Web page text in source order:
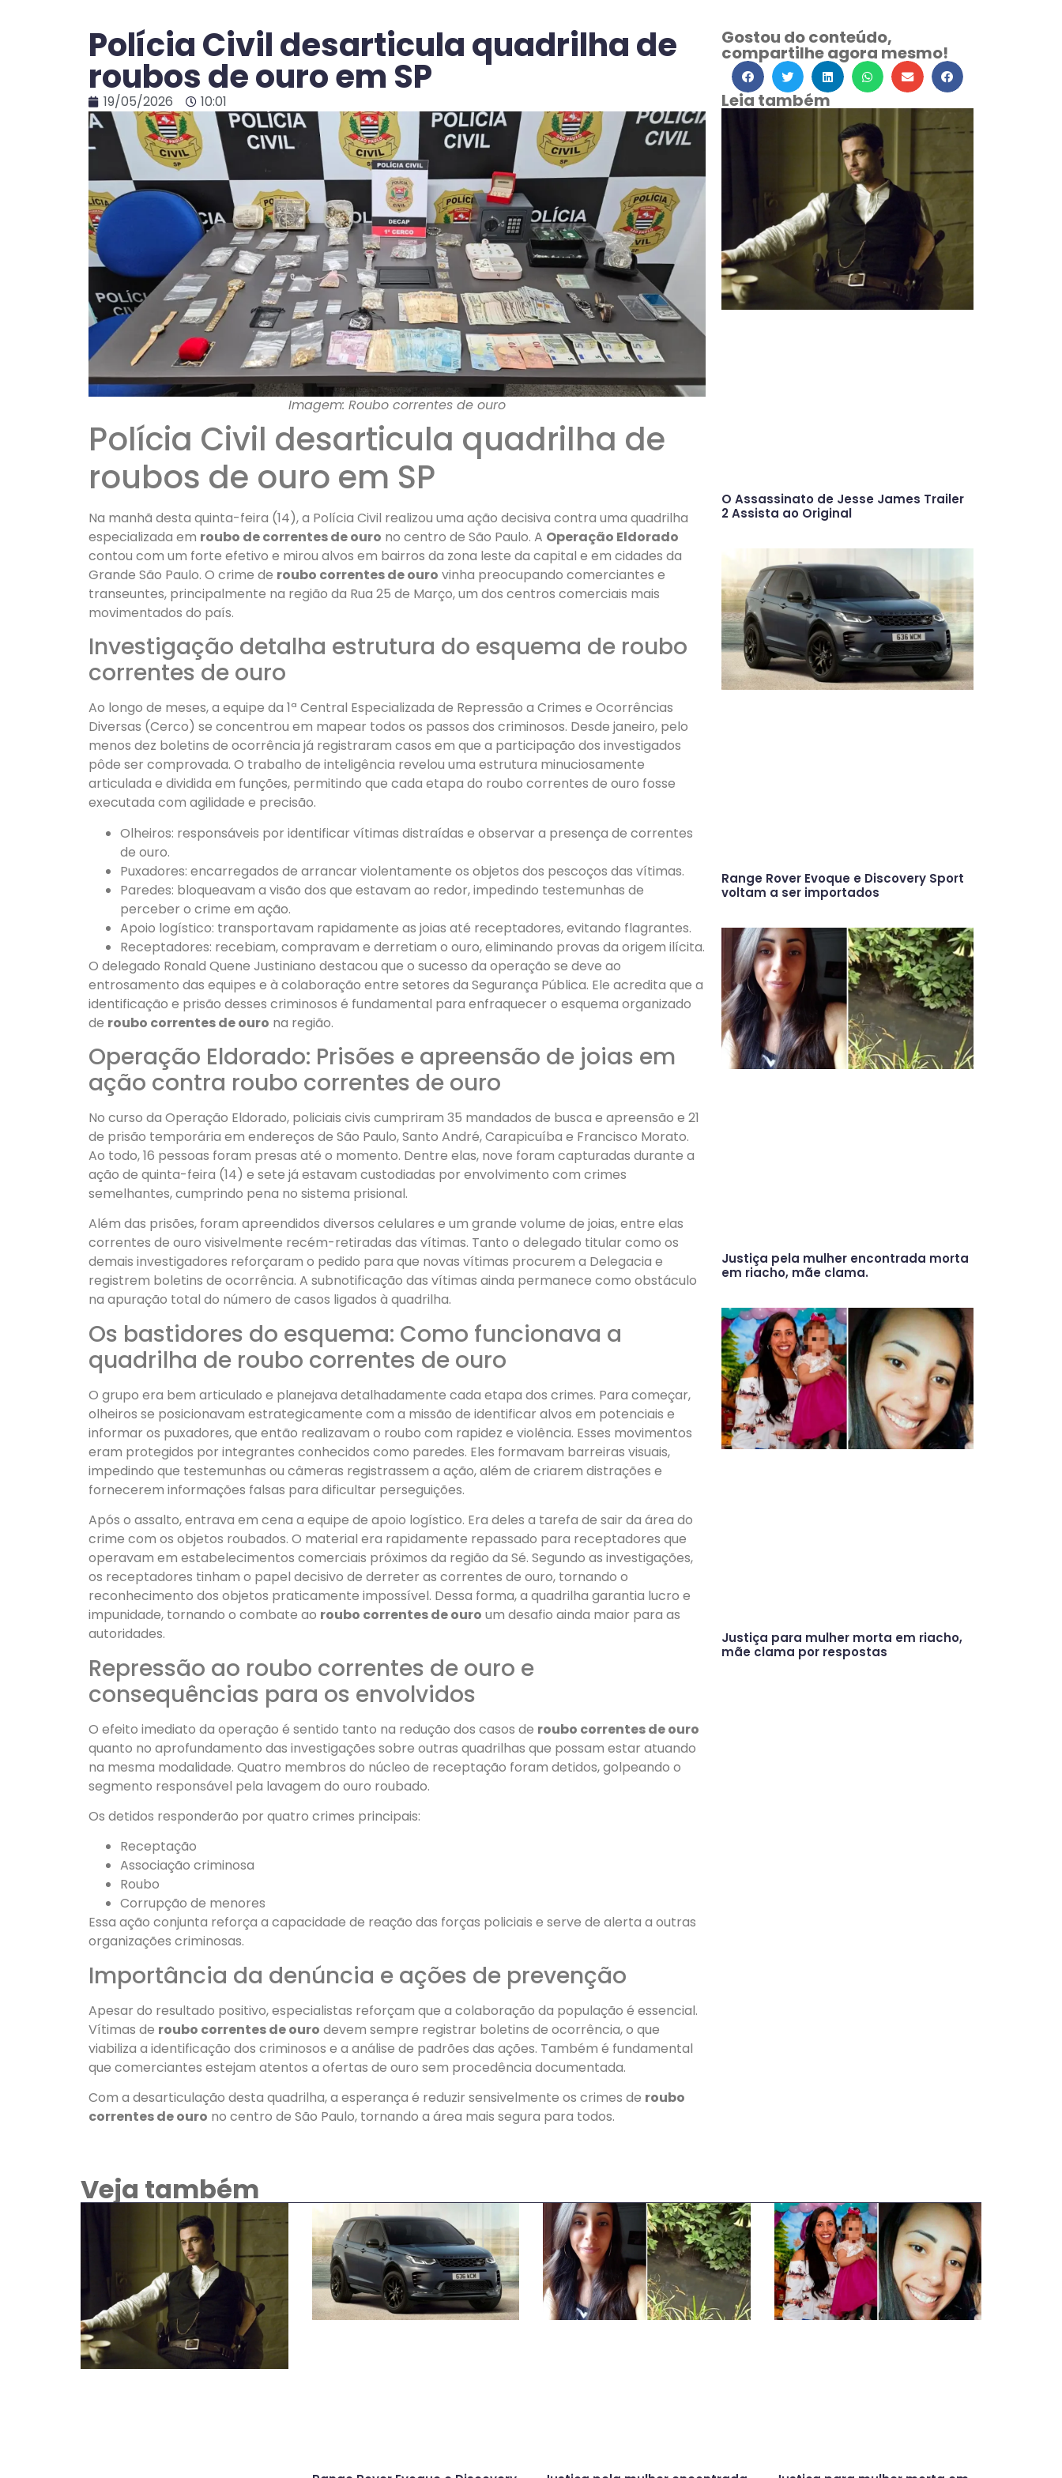
Polícia Civil desarticula quadrilha de
roubos de ouro em SP
19/05/2026 10:01
Imagem: Roubo correntes de ouro
Polícia Civil desarticula quadrilha de
roubos de ouro em SP
Na manhã desta quinta-feira (14), a Polícia Civil realizou uma ação decisiva contra uma quadrilha
especializada em roubo de correntes de ouro no centro de São Paulo. A Operação Eldorado
contou com um forte efetivo e mirou alvos em bairros da zona leste da capital e em cidades da
Grande São Paulo. O crime de roubo correntes de ouro vinha preocupando comerciantes e
transeuntes, principalmente na região da Rua 25 de Março, um dos centros comerciais mais
movimentados do país.
Investigação detalha estrutura do esquema de roubo
correntes de ouro
Ao longo de meses, a equipe da 1ª Central Especializada de Repressão a Crimes e Ocorrências
Diversas (Cerco) se concentrou em mapear todos os passos dos criminosos. Desde janeiro, pelo
menos dez boletins de ocorrência já registraram casos em que a participação dos investigados
pôde ser comprovada. O trabalho de inteligência revelou uma estrutura minuciosamente
articulada e dividida em funções, permitindo que cada etapa do roubo correntes de ouro fosse
executada com agilidade e precisão.
Olheiros: responsáveis por identificar vítimas distraídas e observar a presença de correntes
de ouro.
Puxadores: encarregados de arrancar violentamente os objetos dos pescoços das vítimas.
Paredes: bloqueavam a visão dos que estavam ao redor, impedindo testemunhas de
perceber o crime em ação.
Apoio logístico: transportavam rapidamente as joias até receptadores, evitando flagrantes.
Receptadores: recebiam, compravam e derretiam o ouro, eliminando provas da origem ilícita.
O delegado Ronald Quene Justiniano destacou que o sucesso da operação se deve ao
entrosamento das equipes e à colaboração entre setores da Segurança Pública. Ele acredita que a
identificação e prisão desses criminosos é fundamental para enfraquecer o esquema organizado
de roubo correntes de ouro na região.
Operação Eldorado: Prisões e apreensão de joias em
ação contra roubo correntes de ouro
No curso da Operação Eldorado, policiais civis cumpriram 35 mandados de busca e apreensão e 21
de prisão temporária em endereços de São Paulo, Santo André, Carapicuíba e Francisco Morato.
Ao todo, 16 pessoas foram presas até o momento. Dentre elas, nove foram capturadas durante a
ação de quinta-feira (14) e sete já estavam custodiadas por envolvimento com crimes
semelhantes, cumprindo pena no sistema prisional.
Além das prisões, foram apreendidos diversos celulares e um grande volume de joias, entre elas
correntes de ouro visivelmente recém-retiradas das vítimas. Tanto o delegado titular como os
demais investigadores reforçaram o pedido para que novas vítimas procurem a Delegacia e
registrem boletins de ocorrência. A subnotificação das vítimas ainda permanece como obstáculo
na apuração total do número de casos ligados à quadrilha.
Os bastidores do esquema: Como funcionava a
quadrilha de roubo correntes de ouro
O grupo era bem articulado e planejava detalhadamente cada etapa dos crimes. Para começar,
olheiros se posicionavam estrategicamente com a missão de identificar alvos em potenciais e
informar os puxadores, que então realizavam o roubo com rapidez e violência. Esses movimentos
eram protegidos por integrantes conhecidos como paredes. Eles formavam barreiras visuais,
impedindo que testemunhas ou câmeras registrassem a ação, além de criarem distrações e
fornecerem informações falsas para dificultar perseguições.
Após o assalto, entrava em cena a equipe de apoio logístico. Era deles a tarefa de sair da área do
crime com os objetos roubados. O material era rapidamente repassado para receptadores que
operavam em estabelecimentos comerciais próximos da região da Sé. Segundo as investigações,
os receptadores tinham o papel decisivo de derreter as correntes de ouro, tornando o
reconhecimento dos objetos praticamente impossível. Dessa forma, a quadrilha garantia lucro e
impunidade, tornando o combate ao roubo correntes de ouro um desafio ainda maior para as
autoridades.
Repressão ao roubo correntes de ouro e
consequências para os envolvidos
O efeito imediato da operação é sentido tanto na redução dos casos de roubo correntes de ouro
quanto no aprofundamento das investigações sobre outras quadrilhas que possam estar atuando
na mesma modalidade. Quatro membros do núcleo de receptação foram detidos, golpeando o
segmento responsável pela lavagem do ouro roubado.
Os detidos responderão por quatro crimes principais:
Receptação
Associação criminosa
Roubo
Corrupção de menores
Essa ação conjunta reforça a capacidade de reação das forças policiais e serve de alerta a outras
organizações criminosas.
Importância da denúncia e ações de prevenção
Apesar do resultado positivo, especialistas reforçam que a colaboração da população é essencial.
Vítimas de roubo correntes de ouro devem sempre registrar boletins de ocorrência, o que
viabiliza a identificação dos criminosos e a análise de padrões das ações. Também é fundamental
que comerciantes estejam atentos a ofertas de ouro sem procedência documentada.
Com a desarticulação desta quadrilha, a esperança é reduzir sensivelmente os crimes de roubo
correntes de ouro no centro de São Paulo, tornando a área mais segura para todos.
Gostou do conteúdo,
compartilhe agora mesmo!
Leia também
O Assassinato de Jesse James Trailer
2 Assista ao Original
Range Rover Evoque e Discovery Sport
voltam a ser importados
Justiça pela mulher encontrada morta
em riacho, mãe clama.
Justiça para mulher morta em riacho,
mãe clama por respostas
Veja também